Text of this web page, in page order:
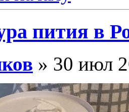
пития в
» 30 июл